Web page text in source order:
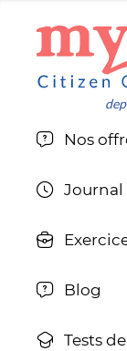
Nos
Journal
Blog
Tests